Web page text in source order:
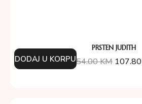
PRSTEN JUDITH
154.00KM 107.80
DODAJ U KORPU